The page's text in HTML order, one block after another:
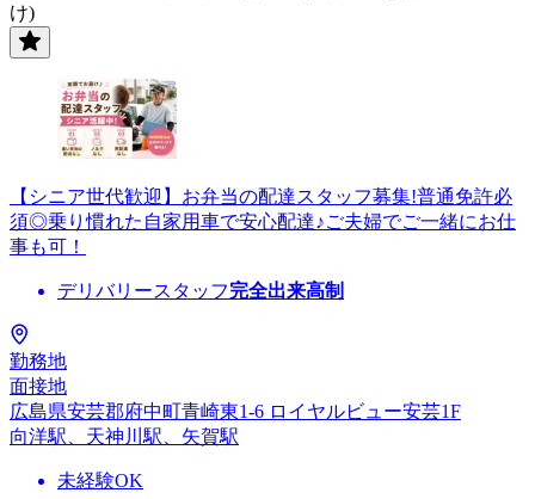
け)
【シニア世代歓迎】お弁当の配達スタッフ募集!普通免許必
須◎乗り慣れた自家用車で安心配達♪ご夫婦でご一緒にお仕
事も可！
デリバリースタッフ完全出来高制
勤務地
面接地
広島県安芸郡府中町青崎東1-6 ロイヤルビュー安芸1F
向洋駅、天神川駅、矢賀駅
未経験OK